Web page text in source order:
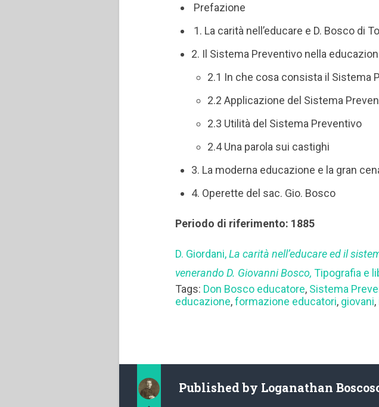
Prefazione
1. La carità nell’educare e D. Bosco di
2. Il Sistema Preventivo nella
2.1 In che cosa consista il Sistema
2.2 Applicazione del Sistema
2.3 Utilità del Sistema Preventivo
2.4 Una parola sui castighi
3. La moderna educazione e la gran
4. Operette del sac. Gio. Bosco
Periodo di riferimento: 1885
D. Giordani,La carità nell’educare ed il
venerando D. Giovanni Bosco,Tipografia e
Tags: Don Bosco educatore, Sistema
educazione,formazione educatori, giovani,
Published by Loganathan